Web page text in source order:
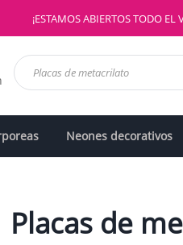
¡ESTAMOS ABIERTOS TODO
Neones decorativos
Placas de